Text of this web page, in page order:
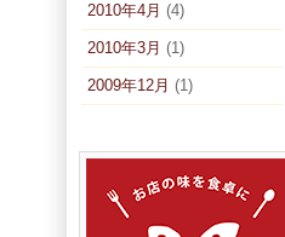
2010年4月 (4)
2010年3月 (1)
2009年12月 (1)